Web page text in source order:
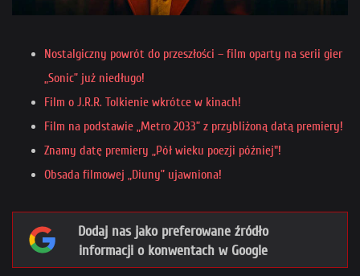
Nostalgiczny powrót do przeszłości – film oparty na serii gier
„Sonic” już niedługo!
Film o J.R.R. Tolkienie wkrótce w kinach!
Film na podstawie „Metro 2033” z przybliżoną datą premiery!
Znamy datę premiery „Pół wieku poezji później"!
Obsada filmowej „Diuny” ujawniona!
Dodaj nas jako preferowane źródło
informacji o konwentach w Google